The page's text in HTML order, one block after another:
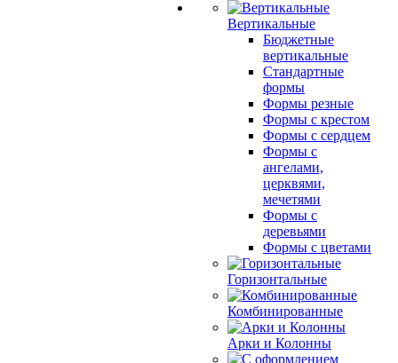
Вертикальные
Бюджетные
вертикальные
Стандартные
формы
Формы резные
Формы с крестом
Формы с сердцем
Формы с
ангелами,
церквями,
мечетями
Формы с
деревьями
Формы с цветами
Горизонтальные
Комбинированные
Арки и Колонны